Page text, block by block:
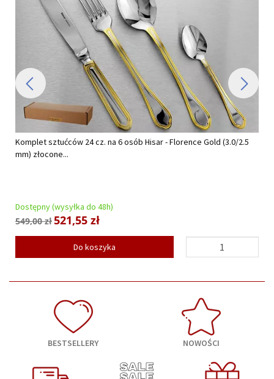
Komplet sztućców 24 cz. na 6 osób Hisar - Florence Gold (3.0/2.5
mm) złocone...
Dostępny (wysyłka do 48h)
549,00 zł521,55 zł
Do koszyka
BESTSELLERY NOWOŚCI